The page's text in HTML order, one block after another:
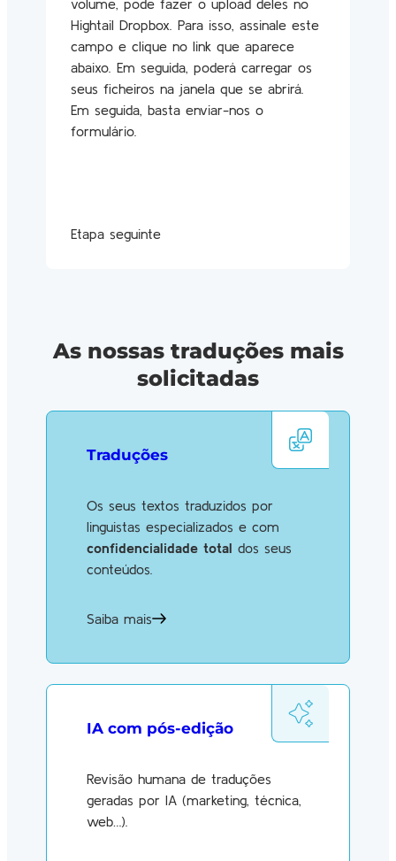
volume, pode fazer o upload deles no
Hightail Dropbox. Para isso, assinale este
campo e clique no link que aparece
abaixo. Em seguida, poderá carregar os
seus ficheiros na janela que se abrirá.
Em seguida, basta enviar-nos o
formulário.
Etapa seguinte
As nossas traduções mais
solicitadas
Traduções
Os seus textos traduzidos por
linguistas especializados e com
confidencialidade total dos seus
conteúdos.
Saiba mais
IA com pós-edição
Revisão humana de traduções
geradas por IA (marketing, técnica,
web…).